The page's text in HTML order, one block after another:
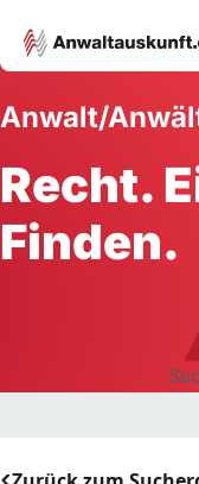
Anwalt/
Recht.
Finden.